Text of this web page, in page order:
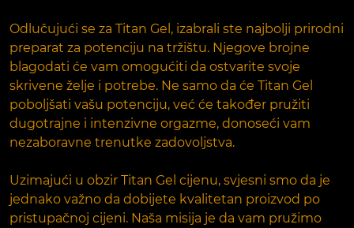
Odlučujući se za Titan Gel, izabrali ste najbolji prirodni
preparat za potenciju na tržištu. Njegove brojne
blagodati će vam omogućiti da ostvarite svoje
skrivene želje i potrebe. Ne samo da će Titan Gel
poboljšati vašu potenciju, već će također pružiti
dugotrajne i intenzivne orgazme, donoseći vam
nezaboravne trenutke zadovoljstva.
Uzimajući u obzir Titan Gel cijenu, svjesni smo da je
jednako važno da dobijete kvalitetan proizvod po
pristupačnoj cijeni. Naša misija je da vam pružimo